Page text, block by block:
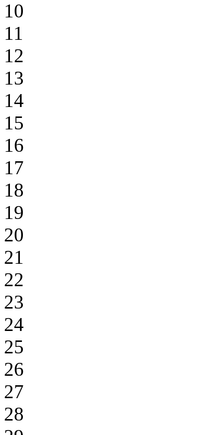
10
11
12
13
14
15
16
17
18
19
20
21
22
23
24
25
26
27
28